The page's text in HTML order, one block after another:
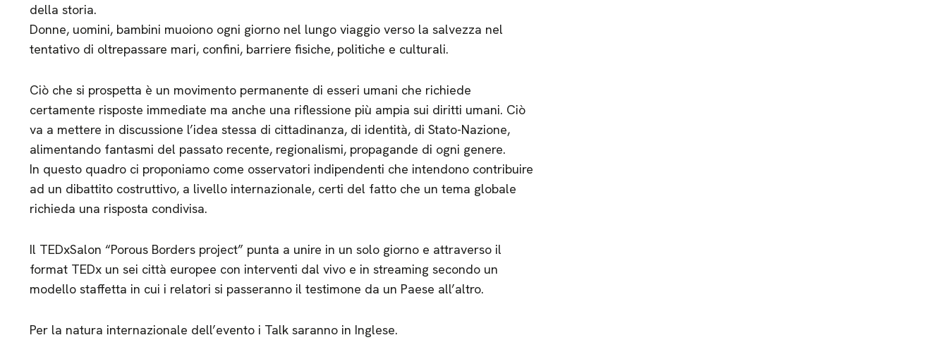
della storia.
Donne, uomini, bambini muoiono ogni giorno nel lungo viaggio verso la salvezza nel
tentativo di oltrepassare mari, confini, barriere fisiche, politiche e culturali.
Ciò che si prospetta è un movimento permanente di esseri umani che richiede
certamente risposte immediate ma anche una riflessione più ampia sui diritti umani. Ciò
va a mettere in discussione l’idea stessa di cittadinanza, di identità, di Stato-Nazione,
alimentando fantasmi del passato recente, regionalismi, propagande di ogni genere.
In questo quadro ci proponiamo come osservatori indipendenti che intendono contribuire
ad un dibattito costruttivo, a livello internazionale, certi del fatto che un tema globale
richieda una risposta condivisa.
Il TEDxSalon “Porous Borders project” punta a unire in un solo giorno e attraverso il
format TEDx un sei città europee con interventi dal vivo e in streaming secondo un
modello staffetta in cui i relatori si passeranno il testimone da un Paese all’altro.
Per la natura internazionale dell’evento i Talk saranno in Inglese.